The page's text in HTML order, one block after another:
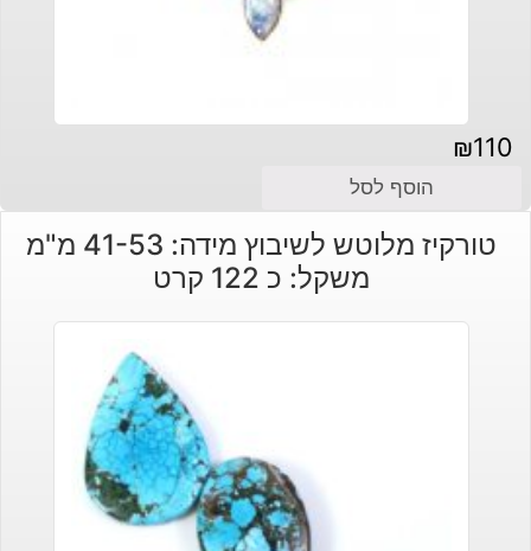
₪110
הוסף לסל
טורקיז מלוטש לשיבוץ מידה: 41-53 מ"מ
משקל: כ 122 קרט